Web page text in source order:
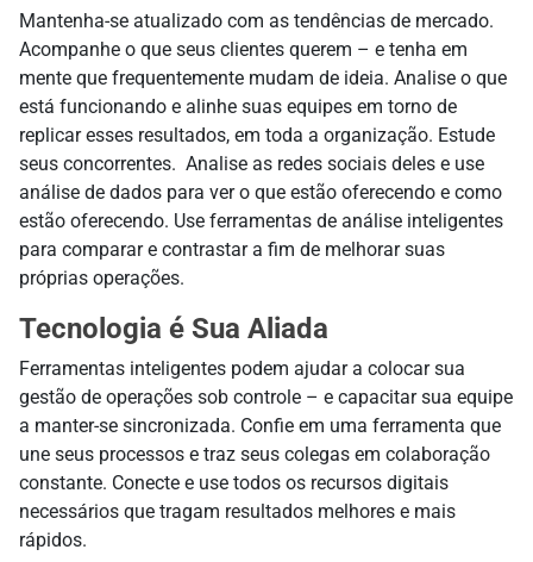
Mantenha-se atualizado com as tendências de mercado.
Acompanhe o que seus clientes querem – e tenha em
mente que frequentemente mudam de ideia. Analise o que
está funcionando e alinhe suas equipes em torno de
replicar esses resultados, em toda a organização. Estude
seus concorrentes. Analise as redes sociais deles e use
análise de dados para ver o que estão oferecendo e como
estão oferecendo. Use ferramentas de análise inteligentes
para comparar e contrastar a fim de melhorar suas
próprias operações.
Tecnologia é Sua Aliada
Ferramentas inteligentes podem ajudar a colocar sua
gestão de operações sob controle – e capacitar sua equipe
a manter-se sincronizada. Confie em uma ferramenta que
une seus processos e traz seus colegas em colaboração
constante. Conecte e use todos os recursos digitais
necessários que tragam resultados melhores e mais
rápidos.